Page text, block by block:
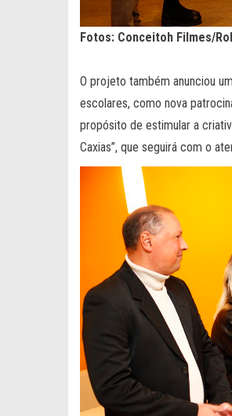
Fotos: Conceitoh Filmes/
O projeto também anunciou
escolares, como nova
propósito de estimular a
Caxias”, que seguirá com o